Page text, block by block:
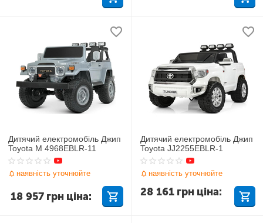
Дитячий електромобіль Джип
Toyota M 4968EBLR-11
наявність уточнюйте
18 957 грн ціна:
Дитячий електромобіль Джип
Toyota JJ2255EBLR-1
наявність уточнюйте
28 161 грн ціна: